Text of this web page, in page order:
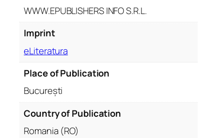
y
WWW.EPUBLISHERS INFO S.R.L.
Imprint
eLiteratura
Place of Publication
București
Country of Publication
Romania (RO)